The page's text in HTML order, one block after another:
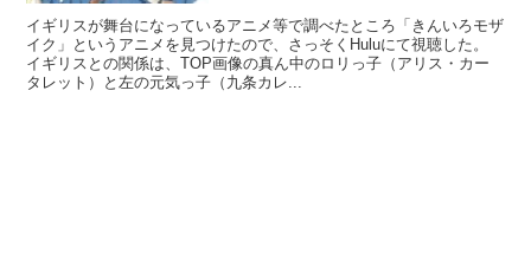
イギリスが舞台になっているアニメ等で調べたところ「きんいろモザ
イク」というアニメを見つけたので、さっそくHuluにて視聴した。
イギリスとの関係は、TOP画像の真ん中のロリっ子（アリス・カー
タレット）と左の元気っ子（九条カレ...